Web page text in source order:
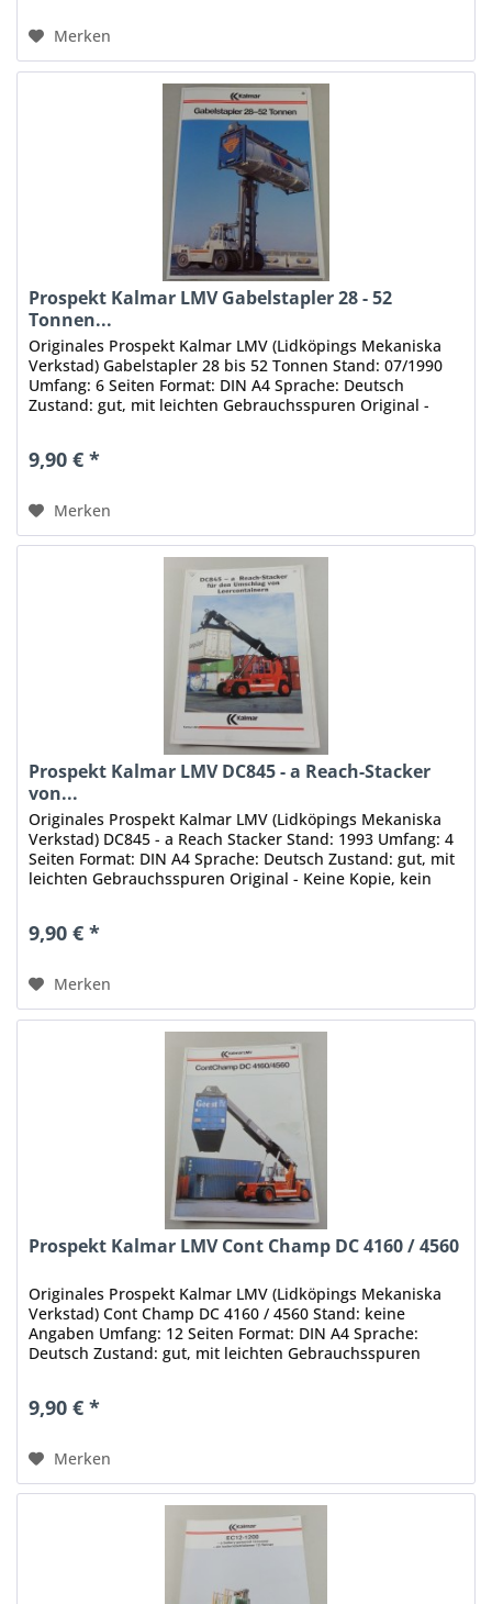
Merken
Prospekt Kalmar LMV Gabelstapler 28 - 52
Tonnen...
Originales Prospekt Kalmar LMV (Lidköpings Mekaniska
Verkstad) Gabelstapler 28 bis 52 Tonnen Stand: 07/1990
Umfang: 6 Seiten Format: DIN A4 Sprache: Deutsch
Zustand: gut, mit leichten Gebrauchsspuren Original -
9,90 € *
Merken
Prospekt Kalmar LMV DC845 - a Reach-Stacker
von...
Originales Prospekt Kalmar LMV (Lidköpings Mekaniska
Verkstad) DC845 - a Reach Stacker Stand: 1993 Umfang: 4
Seiten Format: DIN A4 Sprache: Deutsch Zustand: gut, mit
leichten Gebrauchsspuren Original - Keine Kopie, kein
9,90 € *
Merken
Prospekt Kalmar LMV Cont Champ DC 4160 / 4560
Originales Prospekt Kalmar LMV (Lidköpings Mekaniska
Verkstad) Cont Champ DC 4160 / 4560 Stand: keine
Angaben Umfang: 12 Seiten Format: DIN A4 Sprache:
Deutsch Zustand: gut, mit leichten Gebrauchsspuren
9,90 € *
Merken